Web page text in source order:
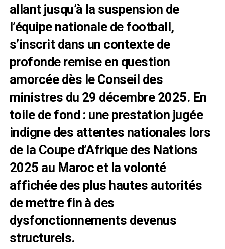
allant jusqu’à la suspension de
l’équipe nationale de football,
s’inscrit dans un contexte de
profonde remise en question
amorcée dès le Conseil des
ministres du 29 décembre 2025. En
toile de fond : une prestation jugée
indigne des attentes nationales lors
de la Coupe d’Afrique des Nations
2025 au Maroc et la volonté
affichée des plus hautes autorités
de mettre fin à des
dysfonctionnements devenus
structurels.